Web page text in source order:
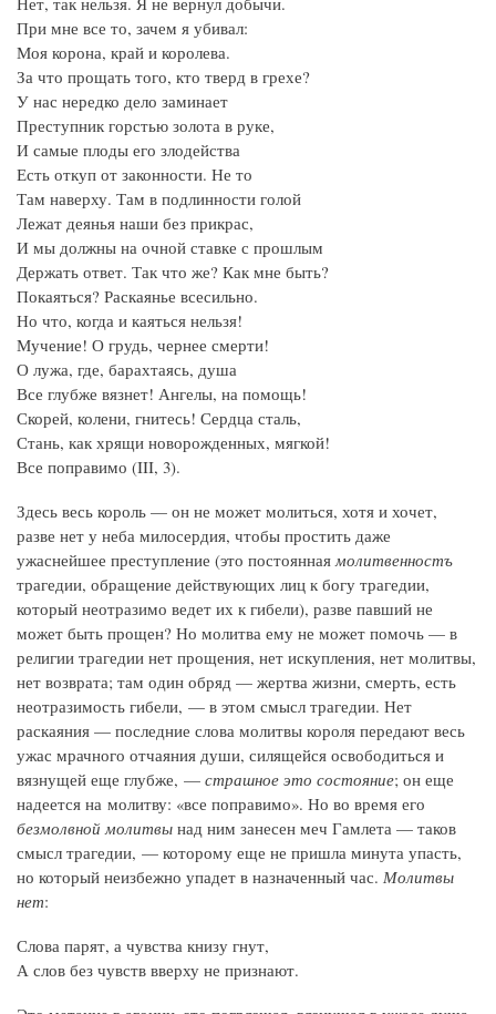
При мне все то, зачем я убивал:
Моя корона, край и королева.
За что прощать того, кто тверд в грехе?
У нас нередко дело заминает
Преступник горстью золота в руке,
И самые плоды его злодейства
Есть откуп от законности. Не то
Там наверху. Там в подлинности голой
Лежат деянья наши без прикрас,
И мы должны на очной ставке с прошлым
Держать ответ. Так что же? Как мне быть?
Покаяться? Раскаянье всесильно.
Но что, когда и каяться нельзя!
Мучение! О грудь, чернее смерти!
О лужа, где, барахтаясь, душа
Все глубже вязнет! Ангелы, на помощь!
Скорей, колени, гнитесь! Сердца сталь,
Стань, как хрящи новорожденных, мягкой!
Все поправимо (III, 3).
Здесь весь король — он не может молиться, хотя и хочет,
разве нет у неба милосердия, чтобы простить даже
ужаснейшее преступление (это постоянная молитвенностъ
трагедии, обращение действующих лиц к богу трагедии,
который неотразимо ведет их к гибели), разве павший не
может быть прощен? Но молитва ему не может помочь — в
религии трагедии нет прощения, нет искупления, нет молитвы,
нет возврата; там один обряд — жертва жизни, смерть, есть
неотразимость гибели, — в этом смысл трагедии. Нет
раскаяния — последние слова молитвы короля передают весь
ужас мрачного отчаяния души, силящейся освободиться и
вязнущей еще глубже, — страшное это состояние; он еще
надеется на молитву: «все поправимо». Но во время его
безмолвной молитвы над ним занесен меч Гамлета — таков
смысл трагедии, — которому еще не пришла минута упасть,
но который неизбежно упадет в назначенный час. Молитвы
нет:
Слова парят, а чувства книзу гнут,
А слов без чувств вверху не признают.